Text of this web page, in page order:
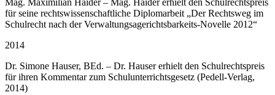
Mag. Maximilian Haider – Mag. Haider erhielt den Schulrechtspreis
für seine rechtswissenschaftliche Diplomarbeit „Der Rechtsweg im
Schulrecht nach der Verwaltungsagerichtsbarkeits-Novelle 2012“
2014
Dr. Simone Hauser, BEd. – Dr. Hauser erhielt den Schulrechtspreis
für ihren Kommentar zum Schulunterrichtsgesetz (Pedell-Verlag,
2014)